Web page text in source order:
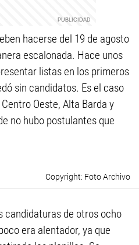
hacerse del 19 de agosto
escalonada. Hace unos
listas en los primeros
sin candidatos. Es el caso
Oeste, Alta Barda y
no hubo postulantes que
Foto Archivo
candidaturas de otros ocho
era alentador, ya que